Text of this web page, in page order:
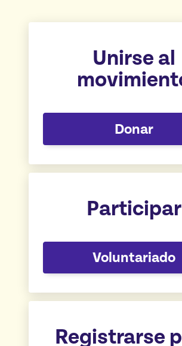
Unirse al
Donar
Participar
Voluntariado
Registrarse